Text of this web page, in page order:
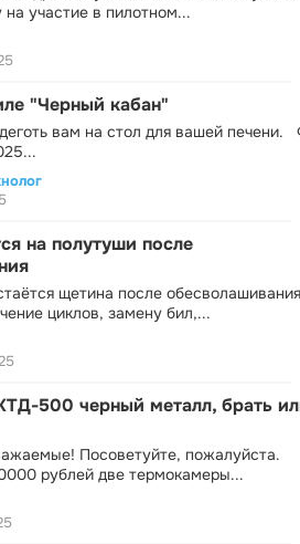
участие в пилотном...
"Черный кабан"
вам на стол для вашей печени.
на полутуши после
щетина после
циклов, замену бил,...
500 черный металл, брать
Посоветуйте, пожалуйста.
рублей две термокамеры...